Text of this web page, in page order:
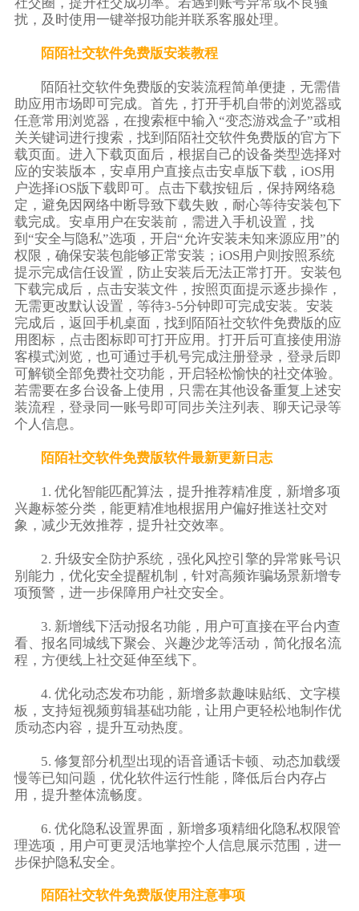
社交圈，提升社交成功率。若遇到账号异常或不良骚
扰，及时使用一键举报功能并联系客服处理。
陌陌社交软件免费版安装教程
陌陌社交软件免费版的安装流程简单便捷，无需借
助应用市场即可完成。首先，打开手机自带的浏览器或
任意常用浏览器，在搜索框中输入“变态游戏盒子”或相
关关键词进行搜索，找到陌陌社交软件免费版的官方下
载页面。进入下载页面后，根据自己的设备类型选择对
应的安装版本，安卓用户直接点击安卓版下载，iOS用
户选择iOS版下载即可。点击下载按钮后，保持网络稳
定，避免因网络中断导致下载失败，耐心等待安装包下
载完成。安卓用户在安装前，需进入手机设置，找
到“安全与隐私”选项，开启“允许安装未知来源应用”的
权限，确保安装包能够正常安装；iOS用户则按照系统
提示完成信任设置，防止安装后无法正常打开。安装包
下载完成后，点击安装文件，按照页面提示逐步操作，
无需更改默认设置，等待3-5分钟即可完成安装。安装
完成后，返回手机桌面，找到陌陌社交软件免费版的应
用图标，点击图标即可打开应用。打开后可直接使用游
客模式浏览，也可通过手机号完成注册登录，登录后即
可解锁全部免费社交功能，开启轻松愉快的社交体验。
若需要在多台设备上使用，只需在其他设备重复上述安
装流程，登录同一账号即可同步关注列表、聊天记录等
个人信息。
陌陌社交软件免费版软件最新更新日志
1. 优化智能匹配算法，提升推荐精准度，新增多项
兴趣标签分类，能更精准地根据用户偏好推送社交对
象，减少无效推荐，提升社交效率。
2. 升级安全防护系统，强化风控引擎的异常账号识
别能力，优化安全提醒机制，针对高频诈骗场景新增专
项预警，进一步保障用户社交安全。
3. 新增线下活动报名功能，用户可直接在平台内查
看、报名同城线下聚会、兴趣沙龙等活动，简化报名流
程，方便线上社交延伸至线下。
4. 优化动态发布功能，新增多款趣味贴纸、文字模
板，支持短视频剪辑基础功能，让用户更轻松地制作优
质动态内容，提升互动热度。
5. 修复部分机型出现的语音通话卡顿、动态加载缓
慢等已知问题，优化软件运行性能，降低后台内存占
用，提升整体流畅度。
6. 优化隐私设置界面，新增多项精细化隐私权限管
理选项，用户可更灵活地掌控个人信息展示范围，进一
步保护隐私安全。
陌陌社交软件免费版使用注意事项